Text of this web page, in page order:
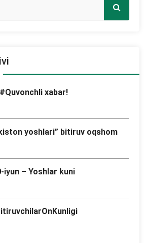
#Quvonchli xabar!
yoshlari” bitiruv oqshom
iyun – Yoshlar kuni